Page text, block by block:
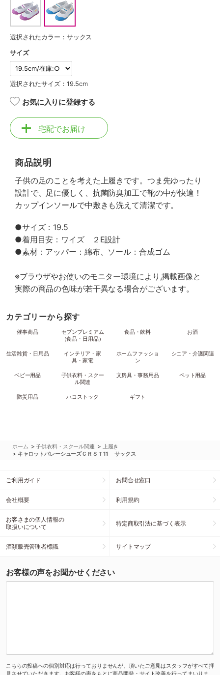
選択されたカラー：サックス
サイズ
選択されたサイズ：19.5cm
お気に入りに登録する
宅配でお届け
商品説明
子供の足のことを考えた上履きです。つま先ゆったり
設計で、足に優しく、抗菌防臭加工で靴の中が快適！
カップインソールで中敷きも洗えて清潔です。
●サイズ：19.5
●着用目安：ワイズ ２E設計
●素材：アッパー：綿布、ソール：合成ゴム
※ブラウザやお使いのモニター環境により,掲載画像と
実際の商品の色味が若干異なる場合がございます。
カテゴリーから探す
催事商品
セブンプレミアム
（食品・日用品）
食品・飲料 お酒
生活雑貨・日用品
インテリア・家
具・家電
ホームファッショ
ン
シニア・介護関連
ベビー用品
子供衣料・スクー
ル関連
文房具・事務用品 ペット用品
防災用品 ハコストック ギフト
ホーム >子供衣料・スクール関連 > 上履き
> キャロットバレーシューズＣＲＳＴ11 サックス
ご利用ガイド お問合せ窓口
会社概要 利用規約
お客さまの個人情報の
取扱いについて
特定商取引法に基づく表示
酒類販売管理者標識 サイトマップ
お客様の声をお聞かせください
こちらの投稿への個別対応は行っておりませんが、頂いたご意見はスタッフがすべて拝
見させていただきます。お客様の声をもとに商品開発・サイト改善を行ってまいりま